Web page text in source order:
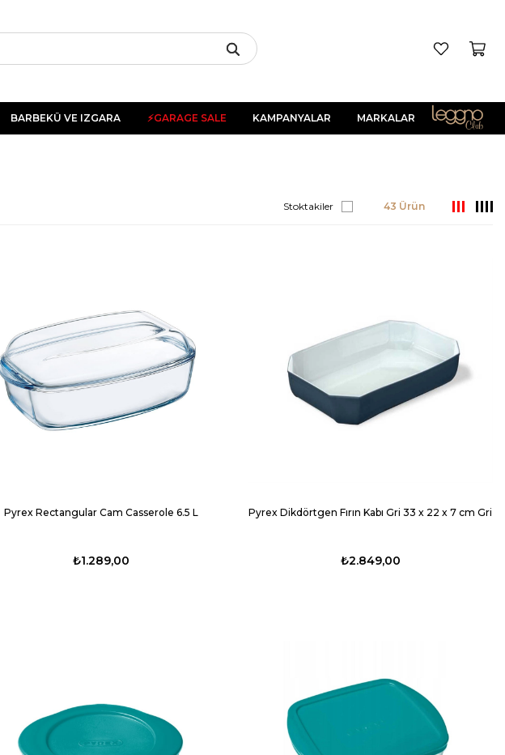
BARBEKÜ VE IZGARA ⚡GARAGE SALE KAMPANYALAR MARKALAR
Stoktakiler 43 Ürün
Pyrex Rectangular Cam Casserole 6.5 L
₺1.289,00
Pyrex Dikdörtgen Fırın Kabı Gri 33 x 22 x 7 cm Gri
₺2.849,00